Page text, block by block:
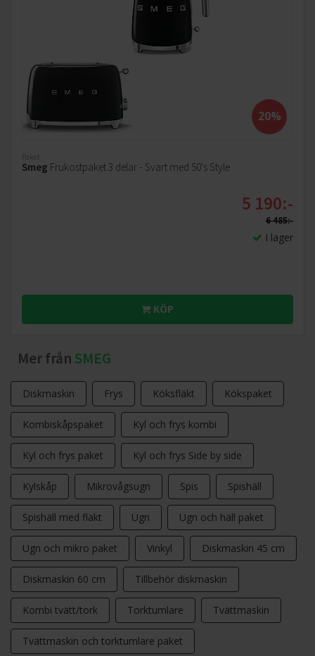
och funktion. Den eleganta designen med sina glansiga
färgnyanser ger köket en unik karaktär, samtidigt som
maskinen levererar professionella resultat i matlagningen.
Med den planetära rotationsfunktionen blandas
ingredienserna jämnt och effektivt. Det garanterar perfekta
Variabel hastighetskontroll
Maskinen har tio olika hastighetsnivåer som gör att du kan
anpassa blandningen efter konsistensen. Den smarta
Smooth Start-funktionen gör att maskinen startar mjukt
20%
Paket
Smeg Frukostpaket 3 delar - Svart med 50's Style
5 190:-
6 485:-
I lager
KÖP
Mer från SMEG
Diskmaskin Frys Köksfläkt Kökspaket
Kombiskåpspaket Kyl och frys kombi
Kyl och frys paket Kyl och frys Side by side
Kylskåp Mikrovågsugn Spis Spishäll
Spishäll med fläkt Ugn Ugn och häll paket
Ugn och mikro paket Vinkyl Diskmaskin 45 cm
Diskmaskin 60 cm Tillbehör diskmaskin
Kombi tvätt/tork Torktumlare Tvättmaskin
Tvättmaskin och torktumlare paket